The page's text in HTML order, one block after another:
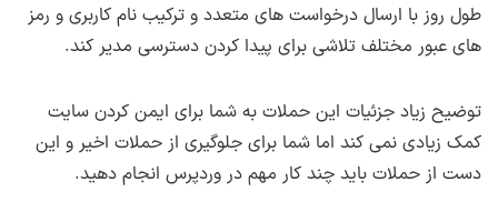
طول روز با ارسال درخواست های متعدد و ترکیب نام کاربری و رمز
های عبور مختلف تلاشی برای پیدا کردن دسترسی مدیر کند.
توضیح زیاد جزئیات این حملات به شما برای ایمن کردن سایت
کمک زیادی نمی کند اما شما برای جلوگیری از حملات اخیر و این
دست از حملات باید چند کار مهم در وردپرس انجام دهید.